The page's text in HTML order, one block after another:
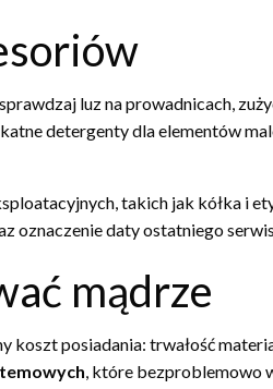
luz na prowadnicach,
detergenty dla elementów
takich jak kółka i
daty ostatniego
mądrze
posiadania: trwałość
, które bezproblemowo